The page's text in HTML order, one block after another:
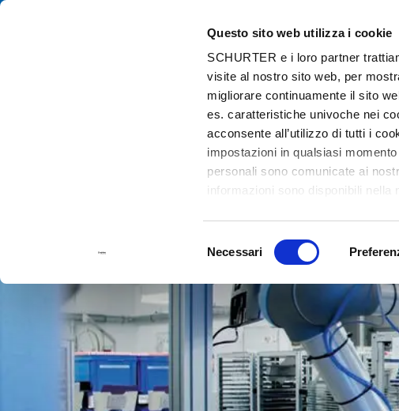
Questo sito web utilizza i cookie
SCHURTER e i loro partner
visite al nostro sito web, per
migliorare continuamente il sito
es. caratteristiche univoche nei
acconsente all’utilizzo di tutti i
impostazioni in qualsiasi
personali sono comunicate ai
informazioni sono disponibili nella
del
Necessari
Catalogo